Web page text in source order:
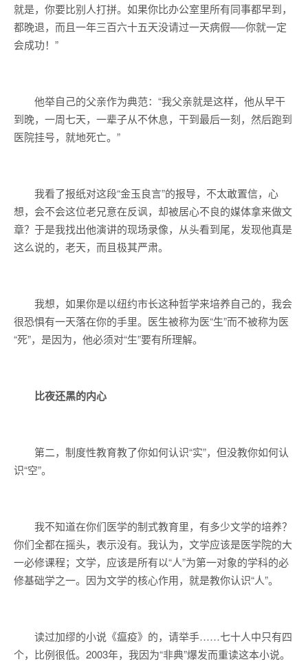
就是，你要比别人打拼。如果你比办公室里所有同事都早到，
都晚退，而且一年三百六十五天没请过一天病假──你就一定
会成功！”
他举自己的父亲作为典范：“我父亲就是这样，他从早干
到晚，一周七天，一辈子从不休息，干到最后一刻，然后跑到
医院挂号，就地死亡。”
我看了报纸对这段“金玉良言”的报导，不太敢置信，心
想，会不会这位老兄意在反讽，却被居心不良的媒体拿来做文
章？于是我找出他演讲的现场录像，从头看到尾，发现他真是
这么说的，老天，而且极其严肃。
我想，如果你是以纽约市长这种哲学来培养自己的，我会
很恐惧有一天落在你的手里。医生被称为医“生”而不被称为医
“死”，是因为，他必须对“生”要有所理解。
比夜还黑的内心
第二，制度性教育教了你如何认识“实”，但没教你如何认
识“空”。
我不知道在你们医学的制式教育里，有多少文学的培养？
你们全都在摇头，表示没有。我认为，文学应该是医学院的大
一必修课程；文学，应该是所有以“人”为第一对象的学科的必
修基础学之一。因为文学的核心作用，就是教你认识“人”。
读过加缪的小说《瘟疫》的，请举手……七十人中只有四
个，比例很低。2003年，我因为“非典”爆发而重读这本小说。